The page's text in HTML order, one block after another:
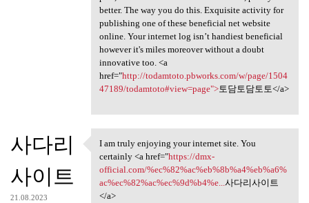
better. The way you do this. Exquisite activity for
publishing one of these beneficial net website
online. Your internet log isn’t handiest beneficial
however it's miles moreover without a doubt
innovative too. <a
href="http://todamtoto.pbworks.com/w/page/1504
47189/todamtoto#view=page">토담토담토토</a>
사다리
사이트
21.08.2023
I am truly enjoying your
I am truly enjoying your internet site. You
certainly <a href="https://dmx-
official.com/%ec%82%ac%eb%8b%a4%eb%a6%
ac%ec%82%ac%ec%9d%b4%e...사다리사이트
</a>